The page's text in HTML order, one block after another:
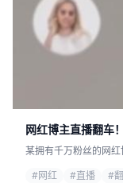
网红博主直播翻车
某拥有千万粉丝的网
#网红
#直播
#